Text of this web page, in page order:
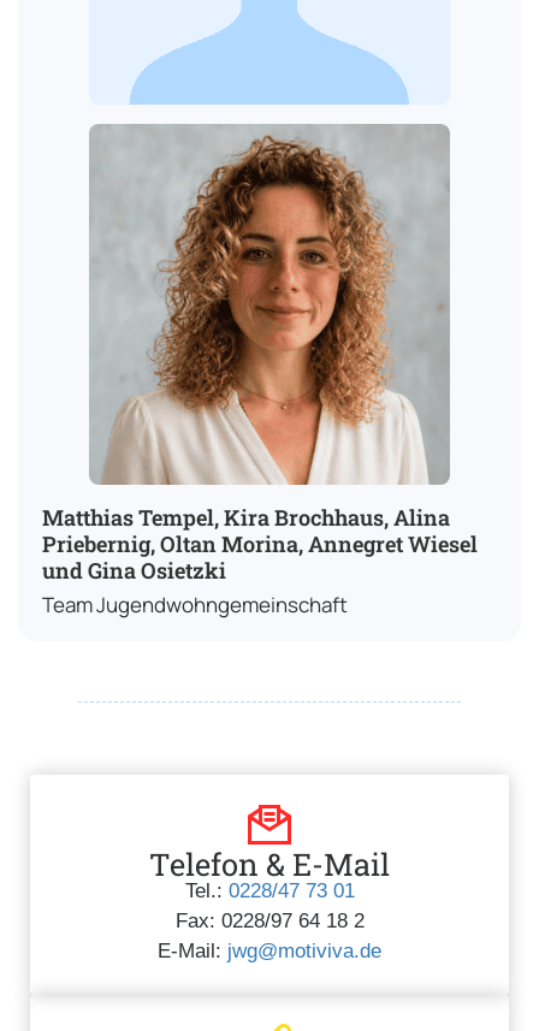
Matthias Tempel, Kira Brochhaus, Alina
Priebernig, Oltan Morina, Annegret Wiesel
und Gina Osietzki
Team Jugendwohngemeinschaft
Telefon & E-Mail
Tel.: 0228/47 73 01
Fax: 0228/97 64 18 2
E-Mail: jwg@motiviva.de